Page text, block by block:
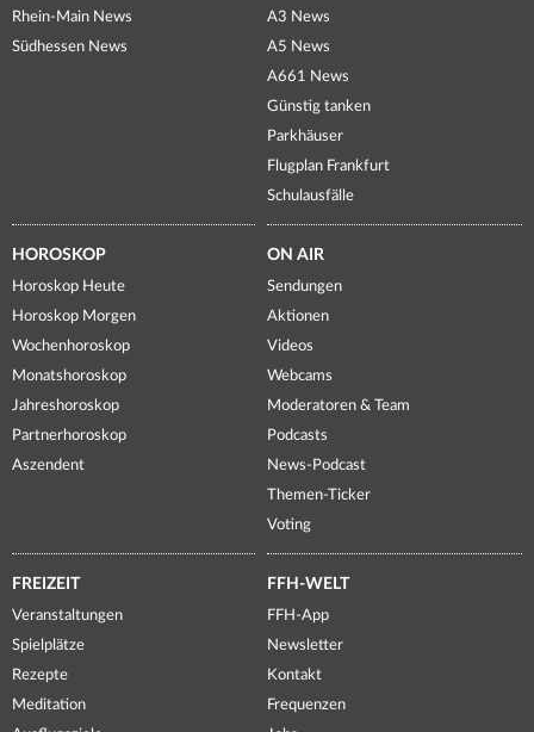
Rhein-Main News
Südhessen News
A3 News
A5 News
A661 News
Günstig tanken
Parkhäuser
Flugplan Frankfurt
Schulausfälle
HOROSKOP
Horoskop Heute
Horoskop Morgen
Wochenhoroskop
Monatshoroskop
Jahreshoroskop
Partnerhoroskop
Aszendent
ON AIR
Sendungen
Aktionen
Videos
Webcams
Moderatoren & Team
Podcasts
News-Podcast
Themen-Ticker
Voting
FREIZEIT
Veranstaltungen
Spielplätze
Rezepte
Meditation
FFH-WELT
FFH-App
Newsletter
Kontakt
Frequenzen